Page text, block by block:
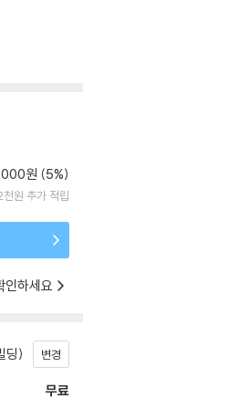
원 (5%)
원 추가 적립
인하세요
딩) 변경
무료